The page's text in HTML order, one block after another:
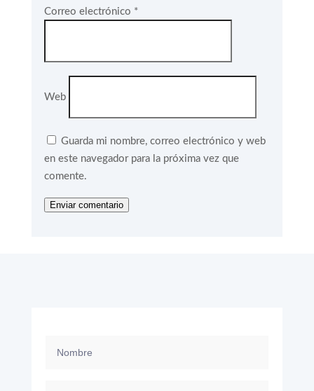
Correo electrónico *
Web
Guarda mi nombre, correo electrónico y web
en este navegador para la próxima vez que
comente.
Enviar comentario